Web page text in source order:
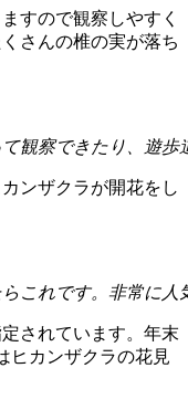
すので観察しやすく
さんの椎の実が落ち
観察できたり、遊
ンザクラが開花をし
これです。非常に
されています。年末
ヒカンザクラの花見